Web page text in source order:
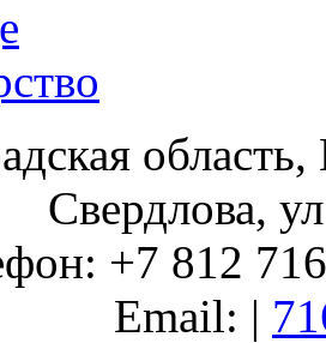
Свердлова,
+7 812
Email: |